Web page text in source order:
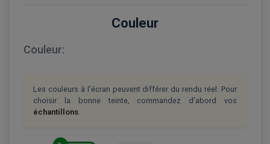
Couleur
Les couleurs à l’écran peuvent différer du rendu réel. Pour
choisir la bonne teinte, commandez d’abord vos
échantillons.
Couleur: